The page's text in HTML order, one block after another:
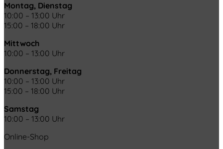
Montag, Dienstag
10:00 – 13:00 Uhr
15:00 – 18:00 Uhr
Mittwoch
10:00 – 13:00 Uhr
Donnerstag, Freitag
10:00 – 13:00 Uhr
15:00 – 18:00 Uhr
Samstag
10:00 – 13:00 Uhr
Online-Shop